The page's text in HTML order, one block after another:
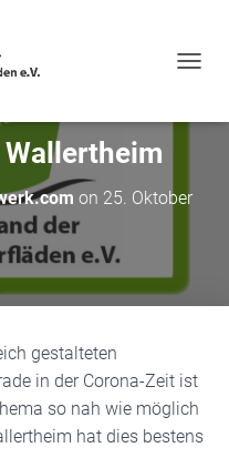
on 25. Oktober
gestalteten
in der Corona-Zeit ist
so nah wie möglich
hat dies bestens